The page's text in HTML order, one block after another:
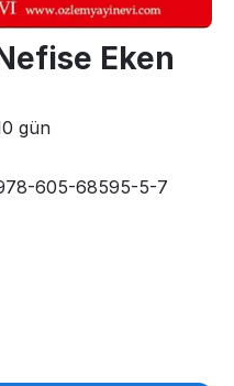
Eken
gün
605-68595-5-7